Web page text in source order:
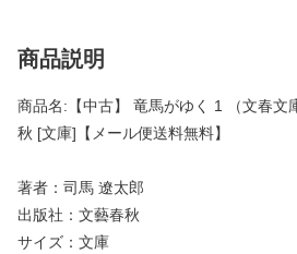
商品説明
商品名:【中古】 竜馬がゆく 1 （文春文
秋 [文庫]【メール便送料無料】
著者：司馬 遼太郎
出版社：文藝春秋
サイズ：文庫